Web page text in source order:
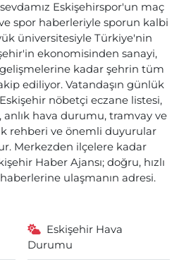
sevdamız Eskişehirspor'un maç
spor haberleriyle sporun kalbi
üniversitesiyle Türkiye'nin
ekonomisinden sanayi,
kadar şehrin tüm
ediliyor. Vatandaşın günlük
nöbetçi eczane listesi,
hava durumu, tramvay ve
rehberi ve önemli duyurular
Merkezden ilçelere kadar
Haber Ajansı; doğru, hızlı
ulaşmanın adresi.
Eskişehir Hava
Durumu